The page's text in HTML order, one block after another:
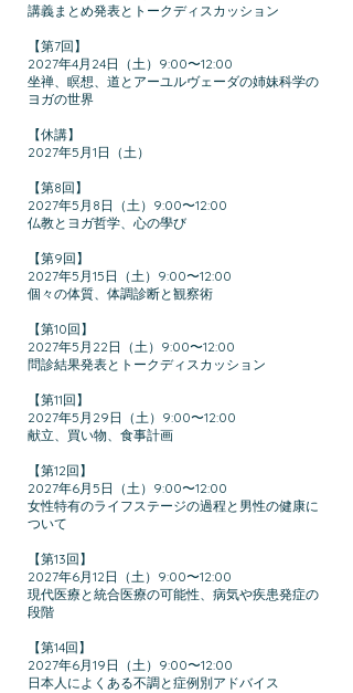
講義まとめ発表とトークディスカッション
【第7回】
2027年4月24日（土）9:00〜12:00
坐禅、瞑想、道とアーユルヴェーダの姉妹科学の
ヨガの世界
【休講】
2027年5月1日（土）
【第8回】
2027年5月8日（土）9:00〜12:00
仏教とヨガ哲学、心の學び
【第9回】
2027年5月15日（土）9:00〜12:00
個々の体質、体調診断と観察術
【第10回】
2027年5月22日（土）9:00〜12:00
問診結果発表とトークディスカッション
【第11回】
2027年5月29日（土）9:00〜12:00
献立、買い物、食事計画
【第12回】
2027年6月5日（土）9:00〜12:00
女性特有のライフステージの過程と男性の健康に
ついて
【第13回】
2027年6月12日（土）9:00〜12:00
現代医療と統合医療の可能性、病気や疾患発症の
段階
【第14回】
2027年6月19日（土）9:00〜12:00
日本人によくある不調と症例別アドバイス